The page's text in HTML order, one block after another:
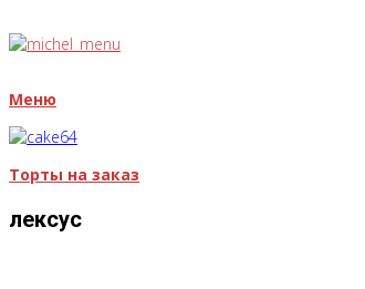
Меню
Торты на заказ
лексус